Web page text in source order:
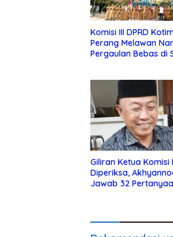
Komisi III DPRD
Perang Melawan
Pergaulan Bebas di
Giliran Ketua Komisi
Diperiksa,
Jawab 32